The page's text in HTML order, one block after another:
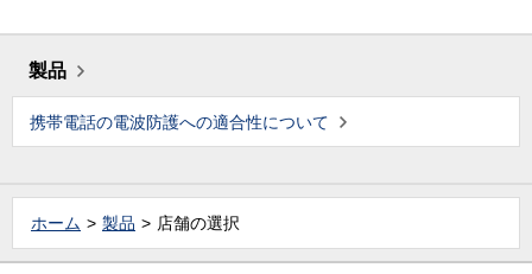
製品
携帯電話の電波防護への適合性について
ホーム 製品 店舗の選択